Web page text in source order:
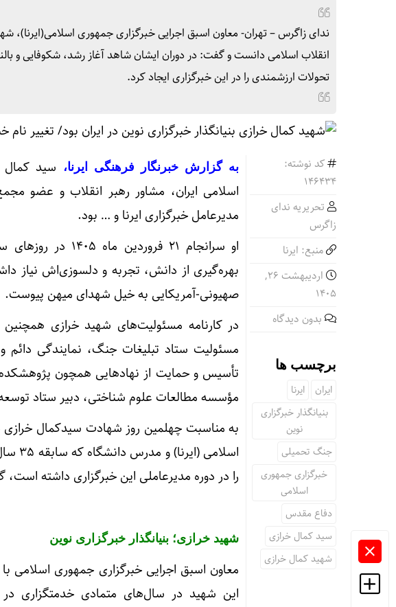
ندای زاگرس – تهران- معاون اسبق اجرایی خبرگزاری جمهوری اسلامی(ایرنا)،
انقلاب اسلامی دانست و گفت: در دوران ایشان شاهد آغاز رشد، شکوفایی و
تحولات ارزشمندی را در این خبرگزاری ایجاد کرد.
کد نوشته:
146434
تحریریه ندای
زاگرس
منبع: ایرنا
اردیبهشت ۲۶,
۱۴۰۵
بدون دیدگاه
برچسب ها
ایران
ایرنا
بنیانگذار خبرگزاری
نوین
جنگ تحمیلی
خبرگزاری جمهوری
اسلامی
دفاع مقدس
سید کمال خرازی
شهید کمال خرازی
به گزارش خبرنگار فرهنگی ایرنا،
سید کمال
اسلامی ایران، مشاور رهبر انقلاب و عضو
مدیرعامل خبرگزاری ایرنا و … بود.
او سرانجام ۲۱
بهره‌گیری از دانش، تجربه و دلسوزی‌اش نیاز
صهیونی-آمریکایی به خیل شهدای میهن پیوست.
در کارنامه مسئولیت‌های شهید خرازی
مسئولیت ستاد تبلیغات جنگ، نمایندگی
تأسیس و حمایت از نهادهایی همچون
مؤسسه مطالعات علوم شناختی، دبیر ستاد
به مناسبت چهلمین روز شهادت سیدکمال خرازی
را در دوره مدیرعاملی این خبرگزاری داشته
شهید خرازی؛ بنیانگذار خبرگزاری نوین
معاون اسبق اجرایی خبرگزاری جمهوری اسلامی
این شهید در سال‌های متمادی خدمتگزاری